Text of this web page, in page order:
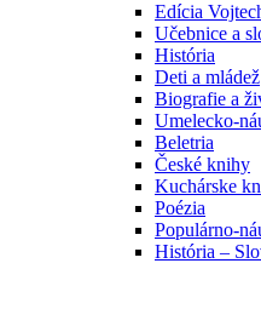
Edícia
Učebnice a
História
Deti a mládež
Biografie a
Umelecko-
Beletria
České knihy
Kuchárske
Poézia
Populárno-
História –